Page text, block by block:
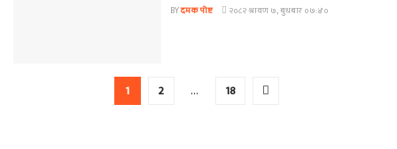
BYदमक पोष्ट २०८२ श्रावण ७, बुधबार ०७:४०
1 2 … 18